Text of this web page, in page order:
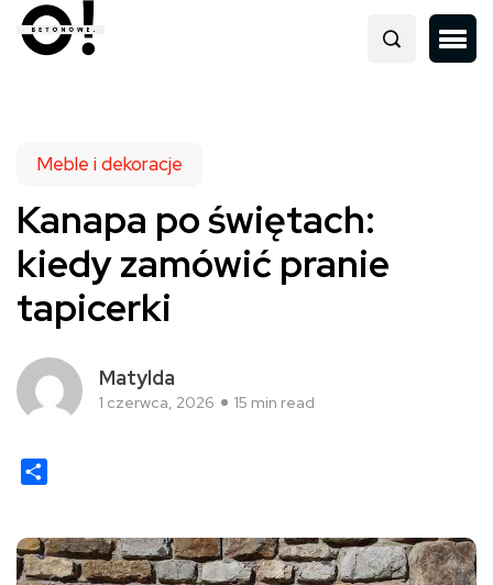
Meble i dekoracje
Kanapa po świętach:
kiedy zamówić pranie
tapicerki
Matylda
1 czerwca, 2026 15 min read